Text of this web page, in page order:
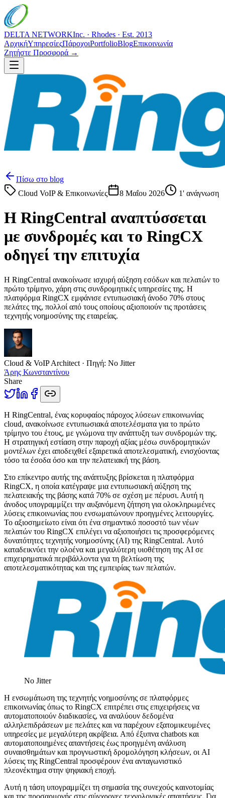
DELTA NETWORKInc. · Rhodes · Est. 2013
ΑρχικήΥπηρεσίεςΠάροχοιPortfolioBlogΕπικοινωνία
Ζητήστε Προσφορά →
Πίσω στο blog
Cloud VoIP & Επικοινωνίες
8 Μαΐου 2026 1' ανάγνωση
Η RingCentral αναπτύσσεται
με συνδρομές και το RingCX
οδηγεί την επιτυχία
Η RingCentral ανακοίνωσε ισχυρή αύξηση εσόδων και πελατών το
πρώτο τρίμηνο, χάρη στις συνδρομητικές υπηρεσίες της. Η
πλατφόρμα RingCX εμφάνισε εντυπωσιακή άνοδο 70% στους
πελάτες της, πολλοί από τους οποίους αξιοποιούν τις προτάσεις
τεχνητής νοημοσύνης της εταιρείας.
Cloud & VoIP Architect · Πηγή: No Jitter
Άρης Κωνσταντίνου
Share
Η RingCentral, ένας κορυφαίος πάροχος λύσεων επικοινωνίας
cloud, ανακοίνωσε εντυπωσιακά αποτελέσματα για το πρώτο
τρίμηνο του έτους, με γνώμονα την ανάπτυξη των συνδρομών της.
Η στρατηγική εστίαση στην παροχή αξίας μέσω συνδρομητικών
μοντέλων έχει αποδειχθεί εξαιρετικά αποτελεσματική, ενισχύοντας
τόσο τα έσοδα όσο και την πελατειακή της βάση.
Στο επίκεντρο αυτής της ανάπτυξης βρίσκεται η πλατφόρμα
RingCX, η οποία κατέγραψε μια εντυπωσιακή αύξηση της
πελατειακής της βάσης κατά 70% σε σχέση με πέρυσι. Αυτή η
άνοδος υπογραμμίζει την αυξανόμενη ζήτηση για ολοκληρωμένες
λύσεις επικοινωνίας που ενσωματώνουν προηγμένες λειτουργίες.
Το αξιοσημείωτο είναι ότι ένα σημαντικό ποσοστό των νέων
πελατών του RingCX επιλέγει να αξιοποιήσει τις προσφερόμενες
δυνατότητες τεχνητής νοημοσύνης (AI) της RingCentral. Αυτό
καταδεικνύει την ολοένα και μεγαλύτερη υιοθέτηση της AI σε
επιχειρηματικά περιβάλλοντα για τη βελτίωση της
αποτελεσματικότητας και της εμπειρίας των πελατών.
No Jitter
Η ενσωμάτωση της τεχνητής νοημοσύνης σε πλατφόρμες
επικοινωνίας όπως το RingCX επιτρέπει στις επιχειρήσεις να
αυτοματοποιούν διαδικασίες, να αναλύουν δεδομένα
αλληλεπιδράσεων με πελάτες και να παρέχουν εξατομικευμένες
υπηρεσίες με μεγαλύτερη ακρίβεια. Από έξυπνα chatbots και
αυτοματοποιημένες απαντήσεις έως προηγμένη ανάλυση
συναισθημάτων και προγνωστική δρομολόγηση κλήσεων, οι AI
λύσεις της RingCentral προσφέρουν ένα ανταγωνιστικό
πλεονέκτημα στην ψηφιακή εποχή.
Αυτή η τάση υπογραμμίζει τη σημασία της συνεχούς καινοτομίας
και της προσαρμογής στις σύγχρονες τεχνολογικές απαιτήσεις. Για